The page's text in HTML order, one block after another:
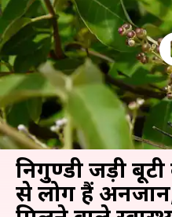
निर्गुण्डी जड़ी
से लोग हैं